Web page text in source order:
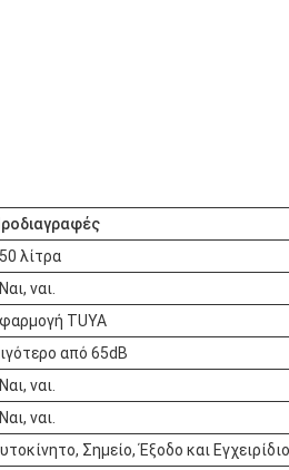
λίτρα
ναι.
TUYA
από 65dB
ναι.
ναι.
Σημείο, Έξοδο και Εγχειρίδιο